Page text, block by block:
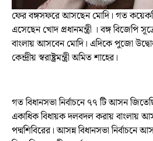
ফের বঙ্গসফরে আসছেন মোদি। গত
এসেছেন খোদ প্রধানমন্ত্রী । বঙ্গ বিজেপি
বাংলায় আসবেন মোদি। এদিকে পুজো
কেন্দ্রীয় স্বরাষ্ট্রমন্ত্রী অমিত শাহের।
গত বিধানসভা নির্বাচনে ৭৭ টি আসন
একাধিক বিধায়ক দলবদল করায় বাংলায়
পদ্মশিবিরের। আসন্ন বিধানসভা নির্বাচনে